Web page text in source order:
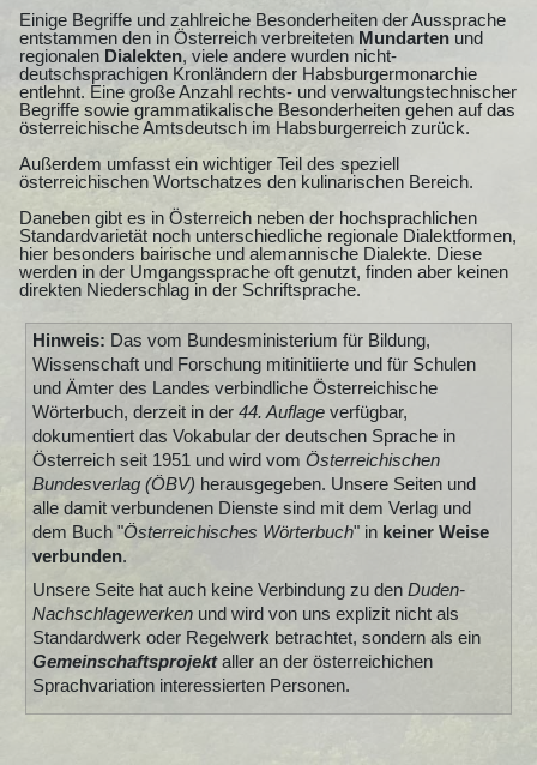
Einige Begriffe und zahlreiche Besonderheiten der Aussprache
entstammen den in Österreich verbreiteten Mundarten und
regionalen Dialekten, viele andere wurden nicht-
deutschsprachigen Kronländern der Habsburgermonarchie
entlehnt. Eine große Anzahl rechts- und verwaltungstechnischer
Begriffe sowie grammatikalische Besonderheiten gehen auf das
österreichische Amtsdeutsch im Habsburgerreich zurück.
Außerdem umfasst ein wichtiger Teil des speziell
österreichischen Wortschatzes den kulinarischen Bereich.
Daneben gibt es in Österreich neben der hochsprachlichen
Standardvarietät noch unterschiedliche regionale Dialektformen,
hier besonders bairische und alemannische Dialekte. Diese
werden in der Umgangssprache oft genutzt, finden aber keinen
direkten Niederschlag in der Schriftsprache.
Hinweis: Das vom Bundesministerium für Bildung,
Wissenschaft und Forschung mitinitiierte und für Schulen
und Ämter des Landes verbindliche Österreichische
Wörterbuch, derzeit in der 44. Auflageverfügbar,
dokumentiert das Vokabular der deutschen Sprache in
Österreich seit 1951 und wird vom Österreichischen
Bundesverlag (ÖBV) herausgegeben. Unsere Seiten und
alle damit verbundenen Dienste sind mit dem Verlag und
dem Buch "Österreichisches Wörterbuch" in keiner Weise
verbunden.
Unsere Seite hat auch keine Verbindung zu den Duden-
Nachschlagewerkenund wird von uns explizit nicht als
Standardwerk oder Regelwerk betrachtet, sondern als ein
Gemeinschaftsprojektaller an der österreichichen
Sprachvariation interessierten Personen.